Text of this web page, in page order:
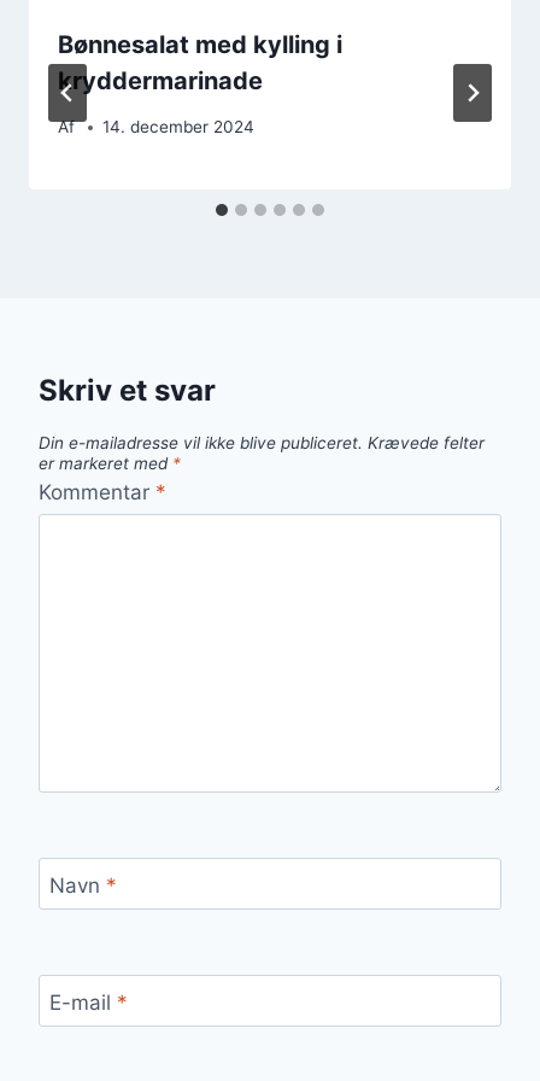
Bønnesalat med kylling i
kryddermarinade
Af 14. december 2024
Skriv et svar
Din e-mailadresse vil ikke blive publiceret. Krævede felter
er markeret med *
Kommentar *
Navn *
E-mail *